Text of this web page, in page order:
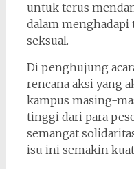
untuk terus
dalam menghadapi
seksual.
Di penghujung
rencana aksi yang
kampus masing-
tinggi dari para
semangat
isu ini semakin